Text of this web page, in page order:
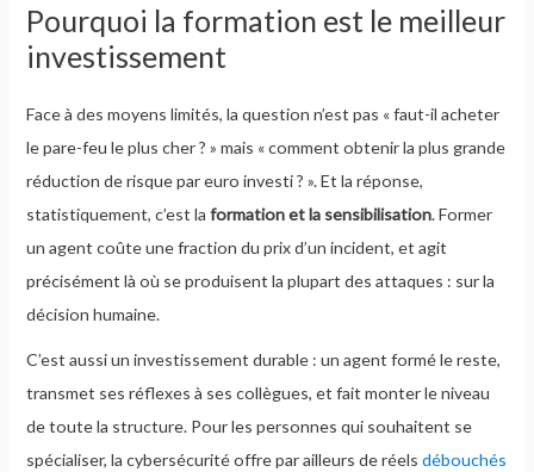
Pourquoi la formation est le meilleur
investissement
Face à des moyens limités, la question n’est pas « faut-il acheter
le pare-feu le plus cher ? » mais « comment obtenir la plus grande
réduction de risque par euro investi ? ». Et la réponse,
statistiquement, c’est la formation et la sensibilisation. Former
un agent coûte une fraction du prix d’un incident, et agit
précisément là où se produisent la plupart des attaques : sur la
décision humaine.
C’est aussi un investissement durable : un agent formé le reste,
transmet ses réflexes à ses collègues, et fait monter le niveau
de toute la structure. Pour les personnes qui souhaitent se
spécialiser, la cybersécurité offre par ailleurs de réels débouchés